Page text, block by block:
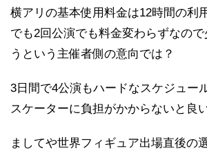
横アリの基本使用料金は12時間の利
でも2回公演でも料金変わらずなの
うという主催者側の意向では？
3日間で4公演もハードなスケジュー
スケーターに負担がかからないと良
ましてや世界フィギュア出場直後の